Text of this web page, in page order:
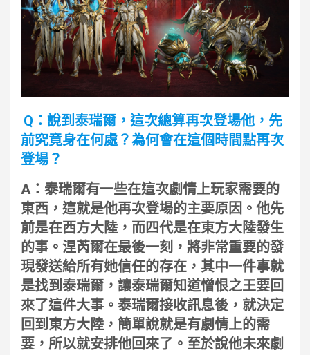
Q：說到泰瑞爾，這次總算再次登場他，先
前究竟身在何處？為何會在這個時間點再次
登場？
A：泰瑞爾有一些在這次劇情上玩家需要的
東西，這就是他再次登場的主要原因。他先
前是在西方大陸，而四代是在東方大陸發生
的事。涅芮爾在最後一刻，將非常重要的發
現發送給所有她信任的存在，其中一件事就
是找到泰瑞爾，讓泰瑞爾知道憎恨之王要回
來了這件大事。泰瑞爾接收訊息後，就決定
回到東方大陸，簡單說就是有劇情上的需
要，所以就安排他回來了。至於說他未來劇